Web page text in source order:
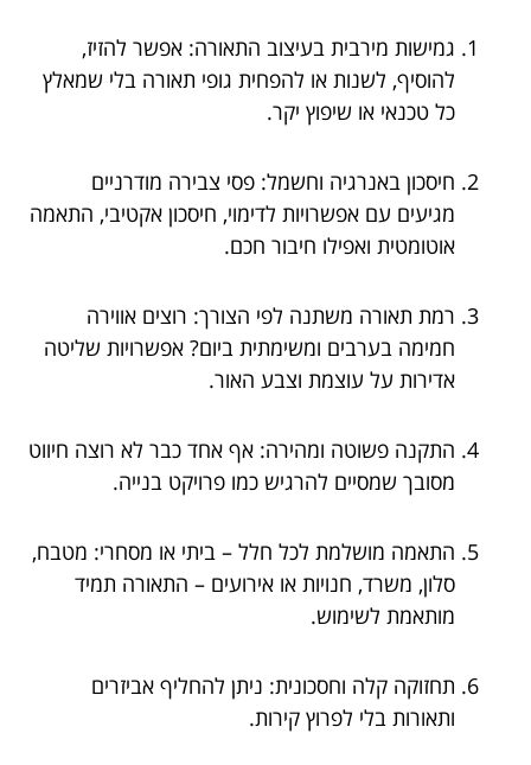
גמישות מירבית בעיצוב התאורה: אפשר להזיז,
להוסיף, לשנות או להפחית גופי תאורה בלי שמאלץ
כל טכנאי או שיפוץ יקר.
חיסכון באנרגיה וחשמל: פסי צבירה מודרניים
מגיעים עם אפשרויות לדימוי, חיסכון אקטיבי, התאמה
אוטומטית ואפילו חיבור חכם.
רמת תאורה משתנה לפי הצורך: רוצים אווירה
חמימה בערבים ומשימתית ביום? אפשרויות שליטה
אדירות על עוצמת וצבע האור.
התקנה פשוטה ומהירה: אף אחד כבר לא רוצה חיווט
מסובך שמסיים להרגיש כמו פרויקט בנייה.
התאמה מושלמת לכל חלל – ביתי או מסחרי: מטבח,
סלון, משרד, חנויות או אירועים – התאורה תמיד
מותאמת לשימוש.
תחזוקה קלה וחסכונית: ניתן להחליף אביזרים
ותאורות בלי לפרוץ קירות.